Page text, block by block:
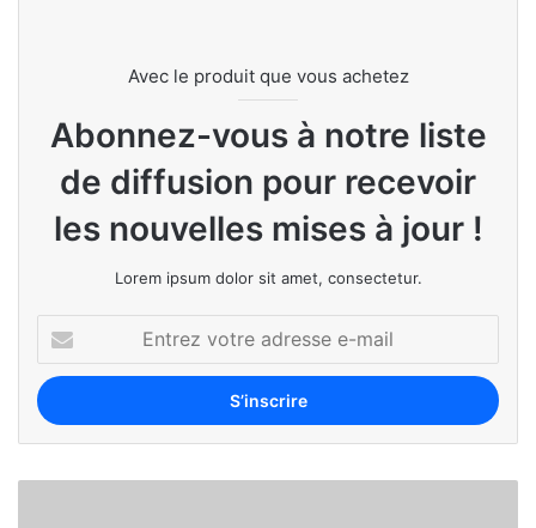
Avec le produit que vous achetez
Abonnez-vous à notre liste
de diffusion pour recevoir
les nouvelles mises à jour !
Lorem ipsum dolor sit amet, consectetur.